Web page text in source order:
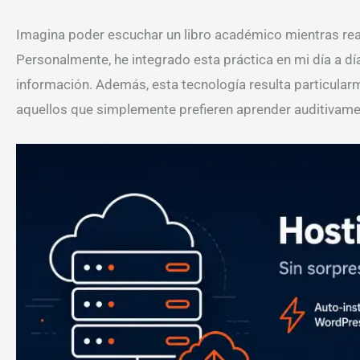
Imagina poder escuchar un libro académico mientras
Personalmente, he integrado esta práctica en mi día a
información. Además, esta tecnología resulta
aquellos que simplemente prefieren aprender